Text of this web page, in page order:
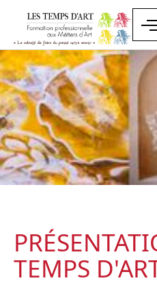
TEMPS